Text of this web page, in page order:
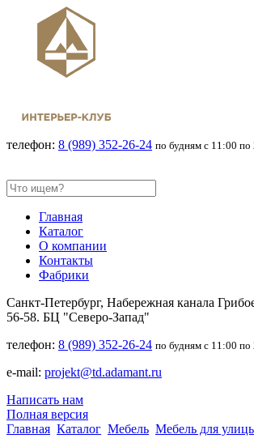
телефон: 8 (989) 352-26-24 по будням с 11:00 по
Главная
Каталог
О компании
Контакты
Фабрики
Санкт-Петербург, Набережная канала
56-58. БЦ "Северо-Запад"
телефон: 8 (989) 352-26-24 по будням с 11:00 по
e-mail: projekt@td.adamant.ru
Написать нам
Полная версия
Главная Каталог Мебель Мебель для